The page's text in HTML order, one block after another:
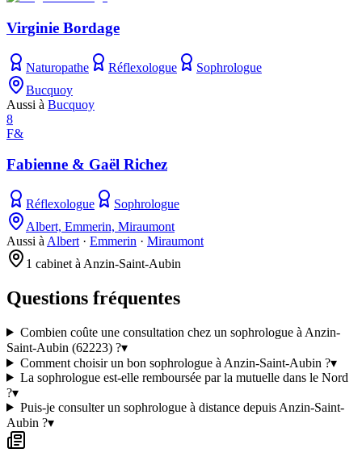
Virginie Bordage
Naturopathe Réflexologue
Sophrologue
Bucquoy
Aussi à Bucquoy
8
F&
Fabienne & Gaël Richez
Réflexologue
Sophrologue
Albert, Emmerin, Miraumont
Aussi à Albert · Emmerin · Miraumont
1 cabinet à Anzin-Saint-Aubin
Questions fréquentes
Combien coûte une consultation chez un sophrologue à Anzin-
Saint-Aubin (62223) ?▾
Comment choisir un bon sophrologue à Anzin-Saint-Aubin ?▾
La sophrologue est-elle remboursée par la mutuelle dans le Nord
?▾
Puis-je consulter un sophrologue à distance depuis Anzin-Saint-
Aubin ?▾